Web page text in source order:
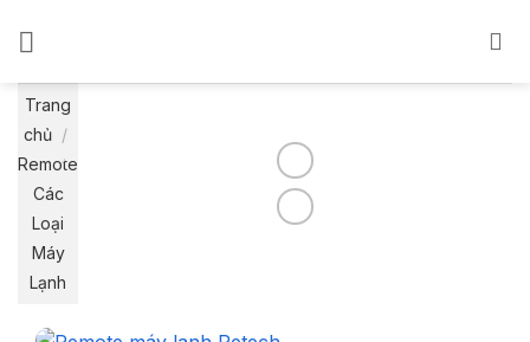
dungTrang
chủ /
Remote
Các
Loại
Máy
Lạnh